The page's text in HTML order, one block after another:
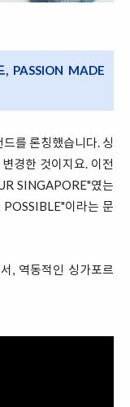
, PASSION MADE
를 론칭했습니다. 싱
경한 것이지요. 이전
SINGAPORE"였는
이라는 문
, 역동적인 싱가포르